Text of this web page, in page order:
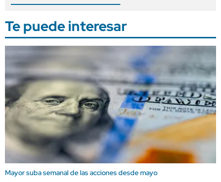
Te puede interesar
Mayor suba semanal de las acciones desde mayo